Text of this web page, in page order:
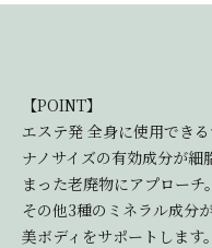
【POINT】
エステ発 全身に使用できる
ナノサイズの有効成分が
まった老廃物にアプローチ。
その他3種のミネラル成分
美ボディをサポートします。